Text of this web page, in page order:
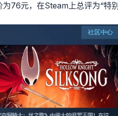
76元，在Steam上总评为“特别